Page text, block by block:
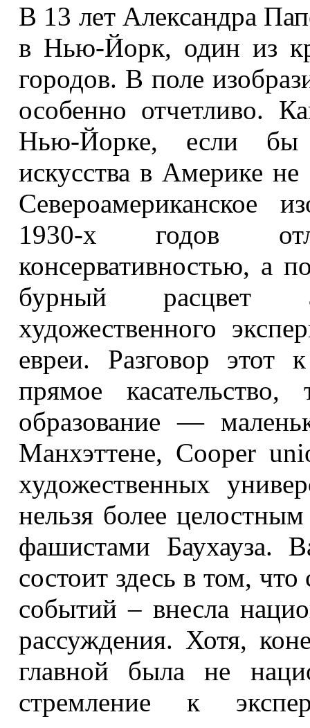
В 13 лет Александра
в Нью-Йорк, один из
городов. В поле
особенно отчетливо.
Нью-Йорке, если бы
искусства в Америке
Североамериканское
1930-х годов
консервативностью, а
бурный расцвет
художественного
евреи. Разговор этот
прямое
образование —
Манхэттене, Cooper
художественных
нельзя более
фашистами Баухауза.
состоит здесь в том,
событий – внесла
рассуждения. Хотя,
главной была не
стремление к